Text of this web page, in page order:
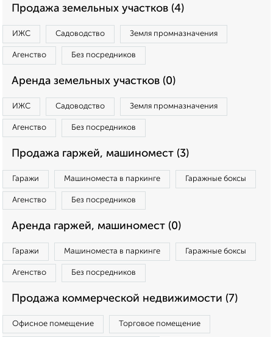
Продажа земельных участков (4)
ИЖС Садоводство Земля промназначения
Агенство Без посредников
Аренда земельных участков (0)
ИЖС Садоводство Земля промназначения
Агенство Без посредников
Продажа гаржей, машиномест (3)
Гаражи Машиноместа в паркинге Гаражные боксы
Агенство Без посредников
Аренда гаржей, машиномест (0)
Гаражи Машиноместа в паркинге Гаражные боксы
Агенство Без посредников
Продажа коммерческой недвижимости (7)
Офисное помещение Торговое помещение